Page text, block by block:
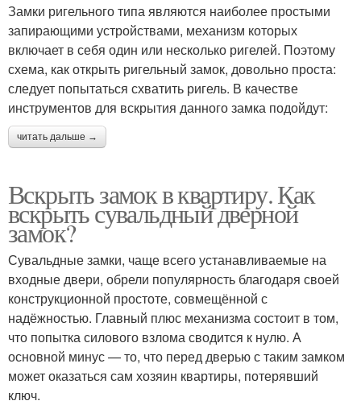
Замки ригельного типа являются наиболее простыми
запирающими устройствами, механизм которых
включает в себя один или несколько ригелей. Поэтому
схема, как открыть ригельный замок, довольно проста:
следует попытаться схватить ригель. В качестве
инструментов для вскрытия данного замка подойдут:
читать дальше →
Вскрыть замок в квартиру. Как
вскрыть сувальдный дверной
замок?
Сувальдные замки, чаще всего устанавливаемые на
входные двери, обрели популярность благодаря своей
конструкционной простоте, совмещённой с
надёжностью. Главный плюс механизма состоит в том,
что попытка силового взлома сводится к нулю. А
основной минус — то, что перед дверью с таким замком
может оказаться сам хозяин квартиры, потерявший
ключ.